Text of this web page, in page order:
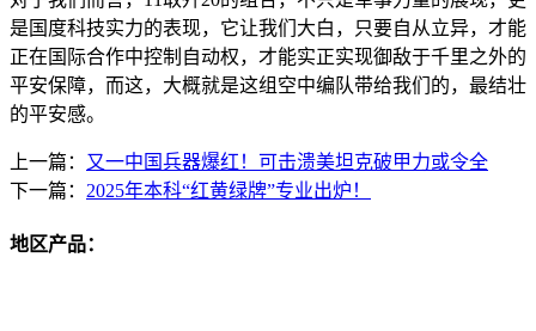
是国度科技实力的表现，它让我们大白，只要自从立异，才能
正在国际合作中控制自动权，才能实正实现御敌于千里之外的
平安保障，而这，大概就是这组空中编队带给我们的，最结壮
的平安感。
上一篇： 又一中国兵器爆红！可击溃美坦克破甲力或令全
下一篇： 2025年本科“红黄绿牌”专业出炉！
地区产品：